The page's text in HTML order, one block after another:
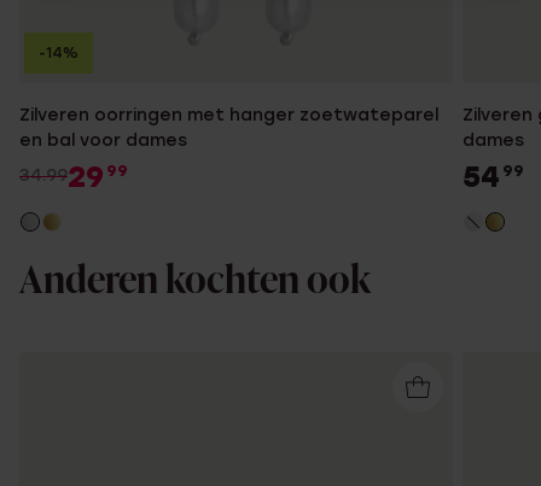
Zilveren oorringen met hanger zoetwateparel
en bal voor dames
34.9929 99
-14%
dames
54 99
Anderen kochten ook